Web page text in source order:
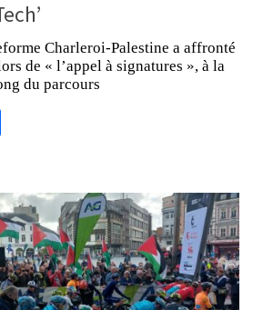
Charleroi-Palestine a affronté
de « l’appel à signatures », à la
du parcours